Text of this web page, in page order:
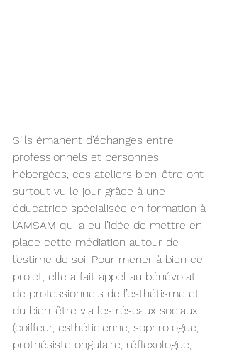
S’ils émanent d’échanges entre
professionnels et personnes
hébergées, ces ateliers bien-être ont
surtout vu le jour grâce à une
éducatrice spécialisée en formation à
l’AMSAM qui a eu l’idée de mettre en
place cette médiation autour de
l’estime de soi. Pour mener à bien ce
projet, elle a fait appel au bénévolat
de professionnels de l’esthétisme et
du bien-être via les réseaux sociaux
(coiffeur, esthéticienne, sophrologue,
prothésiste ongulaire, réflexologue,